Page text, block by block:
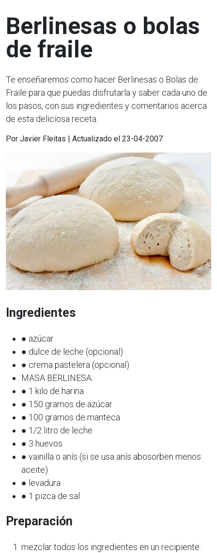
Berlinesas o bolas
de fraile
Te enseñaremos como hacer Berlinesas o Bolas de
Fraile para que puedas disfrutarla y saber cada uno de
los pasos, con sus ingredientes y comentarios acerca
de esta deliciosa receta.
Por Javier Fleitas | Actualizado el 23-04-2007
Ingredientes
● azúcar
● dulce de leche (opcional)
● crema pastelera (opcional)
MASA BERLINESA:
● 1 kilo de harina
● 150 gramos de azúcar
● 100 gramos de manteca
● 1/2 litro de leche
● 3 huevos
● vainilla o anís (si se usa anís abosorben menos
aceite)
● levadura
● 1 pizca de sal
Preparación
mezclar todos los ingredientes en un recipiente.